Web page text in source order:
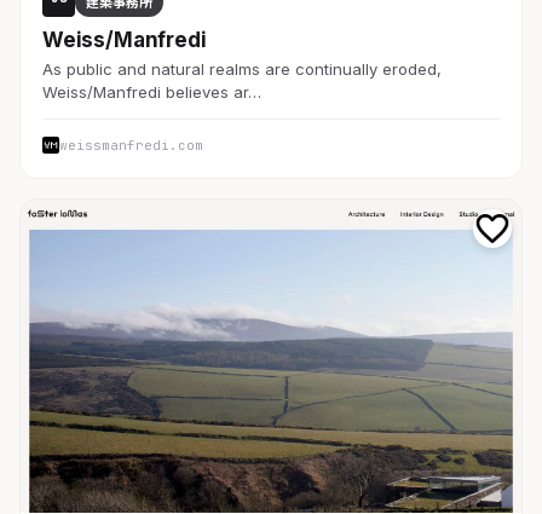
Weiss/Manfredi
As public and natural realms are continually eroded,
Weiss/Manfredi believes ar…
weissmanfredi.com